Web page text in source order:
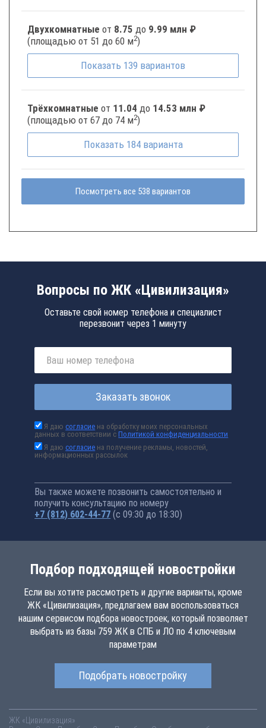
Двухкомнатные от 8.75 до 9.99 млн ₽
(площадью от 51 до 60 м2)
Показать 139 вариантов
Трёхкомнатные от 11.04 до 14.53 млн ₽
(площадью от 67 до 74 м2)
Показать 184 варианта
Посмотреть все 538 вариантов
Вопросы по ЖК «Цивилизация»
Оставьте свой номер телефона и специалист
перезвонит через 1 минуту
Заказать звонок
Я даюсогласие на обработку моих персональных
данных в соответствии сПолитикой конфиденциальности
Я даюсогласие на получение рекламы, новостей,
информационных рассылок
Вы также можете позвонить самостоятельно и
получить консультацию по номеру
+7 (812) 602-44-77 (с 09:30 до 18:30)
Подбор подходящей новостройки
Если вы хотите рассмотреть и другие варианты, кроме
ЖК «Цивилизация», предлагаем вам воспользоваться
нашим сервисом подбора новостроек, который позволяет
выбрать из базы 759 ЖК в СПБ и ЛО по 4 ключевым
параметрам
Подобрать новостройку
ЖК «Цивилизация»